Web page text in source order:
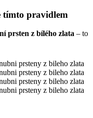
tímto pravidlem
prsten z bílého zlata – to